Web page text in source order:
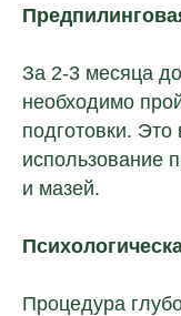
За 2-3 месяца
необходимо
подготовки. Это
использование
и мазей.
Процедура